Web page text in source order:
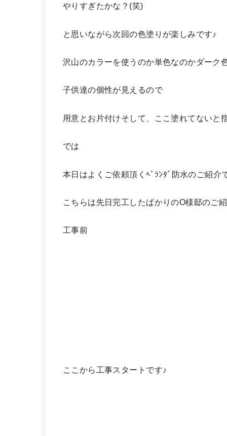
やりすぎたかな？(笑)
と思いながら次回の色塗りが楽しみです♪
沢山のカラーを使うのか単色なのかダーク
子供達の個性が見えるので
用意とお片付けそして、ここ塗れてないと
では
本日はよくご依頼頂くﾍﾞﾗﾝﾀﾞ防水のご紹介
こちらは先日完工したばかりのO様邸のご
工事前
ここから工事スタートです♪